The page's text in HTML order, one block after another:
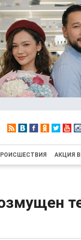
АКЦИЯ